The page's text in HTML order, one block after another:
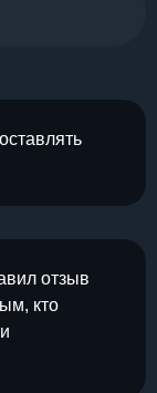
отзыв
кто